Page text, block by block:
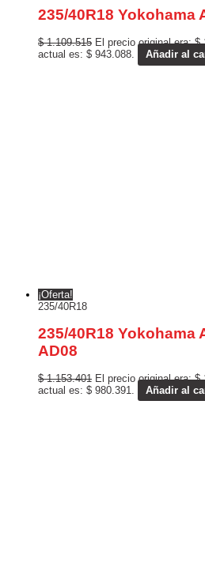
235/40R18 Yokohama
$1.109.515 El precio original era: $
actual es: $ 943.088.
Añadir al
¡Oferta!
235/40R18
235/40R18 Yokohama
AD08
$1.153.401 El precio original era: $
actual es: $ 980.391.
Añadir al